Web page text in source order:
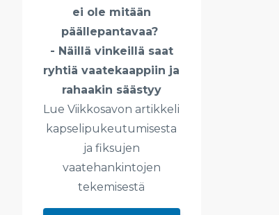
ei ole mitään
päällepantavaa?
- Näillä vinkeillä saat
ryhtiä vaatekaappiin ja
rahaakin säästyy
Lue Viikkosavon artikkeli
kapselipukeutumisesta
ja fiksujen
vaatehankintojen
tekemisestä